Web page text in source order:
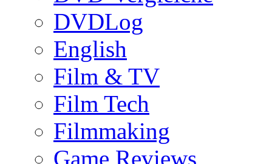
DVDLog
English
Film & TV
Film Tech
Filmmaking
Game Reviews